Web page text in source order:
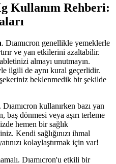
Kullanım Rehberi:
. Dıamıcron genellikle yemeklerle
ve yan etkilerini azaltabilir.
almayı unutmayın.
ilgili de aynı kural geçerlidir.
beklenmedik bir şekilde
kullanırken bazı yan
baş dönmesi veya aşırı terleme
hemen bir sağlık
Kendi sağlığınızı ihmal
kolaylaştırmak için var!
Dıamıcron'u etkili bir